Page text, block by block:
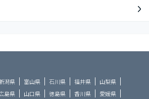
潟県 富山県 石川県 福井県
山梨県
島県 山口県 徳島県 香川県 愛媛県